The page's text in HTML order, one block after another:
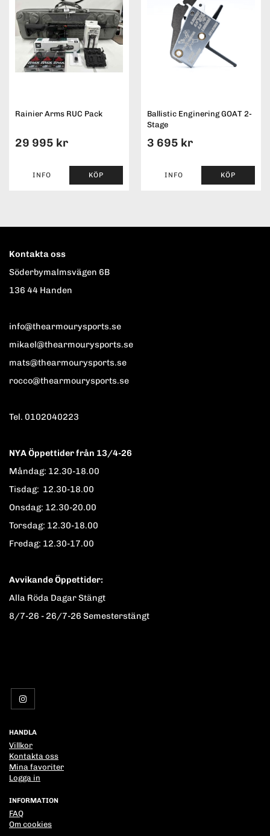
Rainier Arms RUC Pack
29 995 kr
INFO KÖP
Ballistic Enginering GOAT 2-
Stage
3 695 kr
INFO KÖP
Kontakta oss
Söderbymalmsvägen 6B
136 44 Handen
info@thearmourysports.se
mikael@thearmourysports.se
mats@thearmourysports.se
rocco@thearmourysports.se
Tel. 0102040223
NYA Öppettider från 13/4-26
Måndag: 12.30-18.00
Tisdag: 12.30-18.00
Onsdag: 12.30-20.00
Torsdag: 12.30-18.00
Fredag: 12.30-17.00
Avvikande Öppettider:
Alla Röda Dagar Stängt
8/7-26 - 26/7-26 Semesterstängt
HANDLA
Villkor
Kontakta oss
Mina favoriter
Logga in
INFORMATION
FAQ
Om cookies